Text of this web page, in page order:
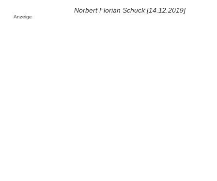
Norbert Florian Schuck [14.12.2019]
Anzeige